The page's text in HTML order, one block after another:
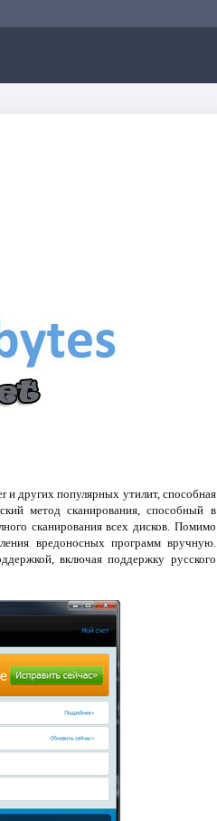
и других популярных утилит, способная
метод сканирования, способный в
сканирования всех дисков. Помимо
вредоносных программ вручную.
включая поддержку русского